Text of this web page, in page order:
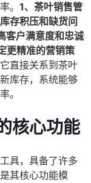
。 1、茶叶销售管
存积压和缺货问
客户满意度和忠诚
更精准的营销策
直接关系到茶叶
库存，系统能够
。
核心功能
具，具备了许多
其核心功能模